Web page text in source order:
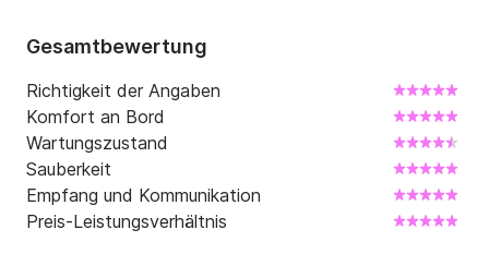
Gesamtbewertung
Richtigkeit der Angaben
Komfort an Bord
Wartungszustand
Sauberkeit
Empfang und Kommunikation
Preis-Leistungsverhältnis